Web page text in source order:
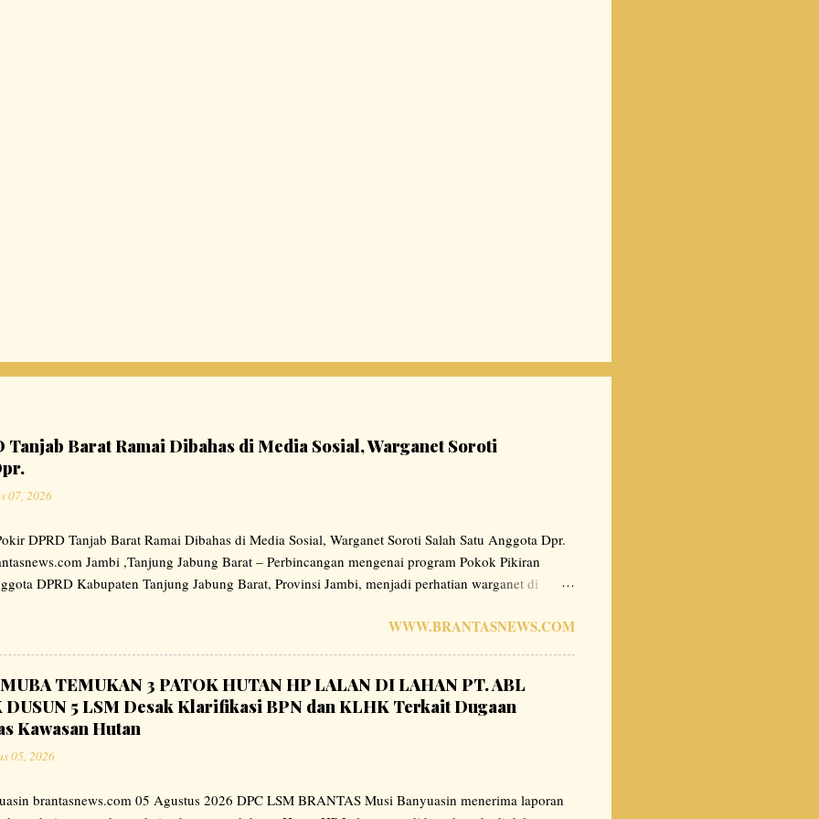
Barat Ramai Dibahas di Media Sosial, Warganet Soroti
07, 2026
DPRD Tanjab Barat Ramai Dibahas di Media Sosial, Warganet Soroti Salah Satu Anggota Dpr.
Jambi ,Tanjung Jabung Barat – Perbincangan mengenai program Pokok Pikiran
DPRD Kabupaten Tanjung Jabung Barat, Provinsi Jambi, menjadi perhatian warganet di
dari usulan pokok pikiran anggota dewan dan mendorong agar pengelolaannya dilakukan instansi
sesuai ketentuan yang berlaku. " Setuju tidak kalau pokir dpr di hapus saja dan di kembalikan
terkait saja , " Ujar salah satu netizen .jum'at ( 07/08/2026 ) Pendapat tersebut merupakan
berkembang di ruang publik dan belum tentu...
WWW.BRANTASNEWS.COM
TEMUKAN 3 PATOK HUTAN HP LALAN DI LAHAN PT. ABL
DUSUN 5 LSM Desak Klarifikasi BPN dan KLHK Terkait Dugaan
Kawasan Hutan
05, 2026
brantasnews.com 05 Agustus 2026 DPC LSM BRANTAS Musi Banyuasin menerima laporan